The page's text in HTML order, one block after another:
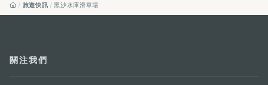
旅遊快訊 黑沙水庫滑草場
關注我們